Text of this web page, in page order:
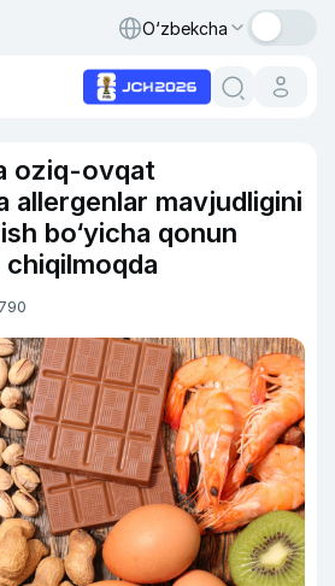
O‘zbekcha
oziq-ovqat
allergenlar mavjudligini
bo‘yicha qonun
790